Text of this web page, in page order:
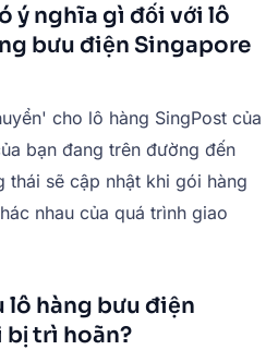
ý nghĩa gì đối với lô
bưu điện Singapore
cho lô hàng SingPost của
bạn đang trên đường đến
thái sẽ cập nhật khi gói hàng
nhau của quá trình giao
lô hàng bưu điện
bị trì hoãn?